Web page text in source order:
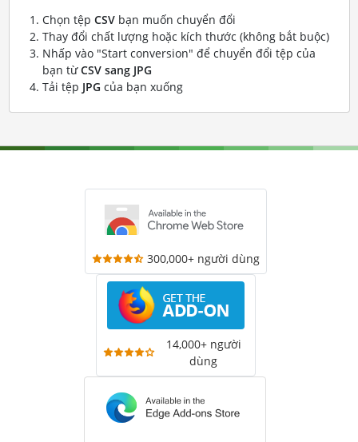
Chọn tệp CSVbạn muốn chuyển đổi
Thay đổi chất lượng hoặc kích thước (không bắt buộc)
Nhấp vào "Start conversion" để chuyển đổi tệp của
bạn từCSV sang JPG
Tải tệp JPG của bạn xuống
300,000+ người dùng
14,000+ người
dùng